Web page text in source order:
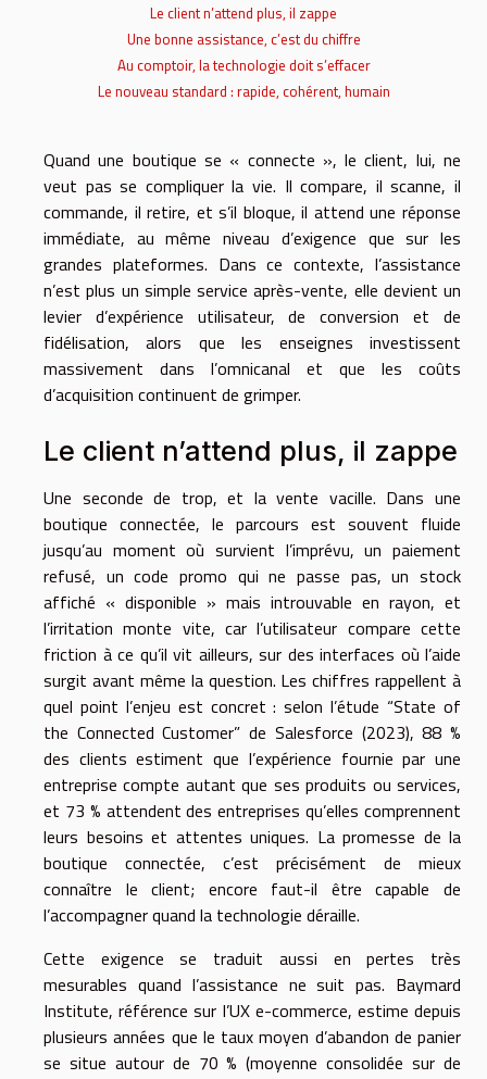
Le client n’attend plus, il zappe
Une bonne assistance, c’est du chiffre
Au comptoir, la technologie doit s’effacer
Le nouveau standard : rapide, cohérent, humain
Quand une boutique se « connecte », le client, lui, ne
veut pas se compliquer la vie. Il compare, il scanne, il
commande, il retire, et s’il bloque, il attend une réponse
immédiate, au même niveau d’exigence que sur les
grandes plateformes. Dans ce contexte, l’assistance
n’est plus un simple service après-vente, elle devient un
levier d’expérience utilisateur, de conversion et de
fidélisation, alors que les enseignes investissent
massivement dans l’omnicanal et que les coûts
d’acquisition continuent de grimper.
Le client n’attend plus, il zappe
Une seconde de trop, et la vente vacille. Dans une
boutique connectée, le parcours est souvent fluide
jusqu’au moment où survient l’imprévu, un paiement
refusé, un code promo qui ne passe pas, un stock
affiché « disponible » mais introuvable en rayon, et
l’irritation monte vite, car l’utilisateur compare cette
friction à ce qu’il vit ailleurs, sur des interfaces où l’aide
surgit avant même la question. Les chiffres rappellent à
quel point l’enjeu est concret : selon l’étude “State of
the Connected Customer” de Salesforce (2023), 88 %
des clients estiment que l’expérience fournie par une
entreprise compte autant que ses produits ou services,
et 73 % attendent des entreprises qu’elles comprennent
leurs besoins et attentes uniques. La promesse de la
boutique connectée, c’est précisément de mieux
connaître le client; encore faut-il être capable de
l’accompagner quand la technologie déraille.
Cette exigence se traduit aussi en pertes très
mesurables quand l’assistance ne suit pas. Baymard
Institute, référence sur l’UX e-commerce, estime depuis
plusieurs années que le taux moyen d’abandon de panier
se situe autour de 70 % (moyenne consolidée sur de